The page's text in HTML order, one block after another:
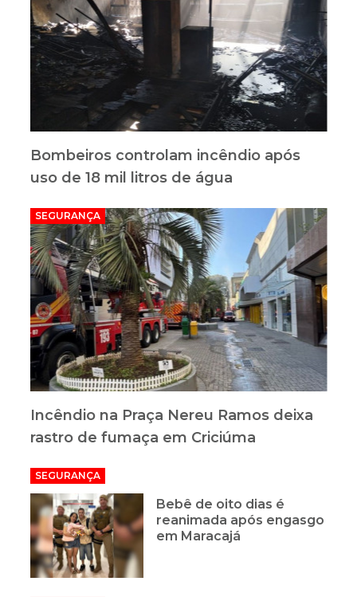
Bombeiros controlam incêndio após
uso de 18 mil litros de água
SEGURANÇA
Incêndio na Praça Nereu Ramos deixa
rastro de fumaça em Criciúma
SEGURANÇA
Bebê de oito dias é
reanimada após engasgo
em Maracajá